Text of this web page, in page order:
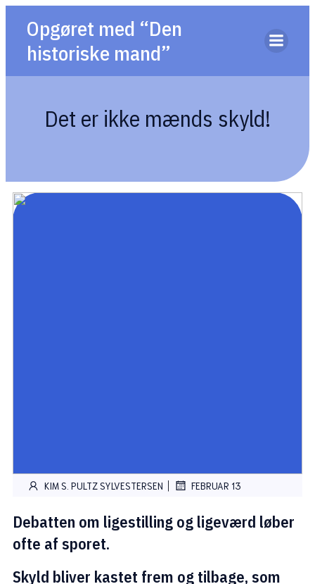
Opgøret med “Den
historiske mand”
Det er ikke mænds skyld!
KIM S. PULTZ SYLVESTERSEN FEBRUAR 13
Debatten om ligestilling og ligeværd løber
ofte af sporet.
Skyld bliver kastet frem og tilbage, som